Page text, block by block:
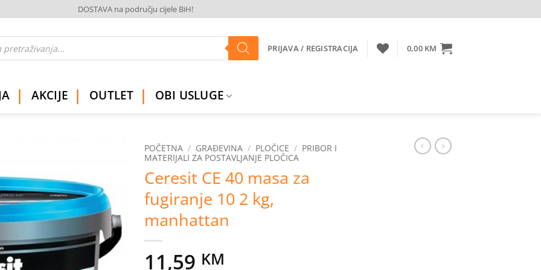
DOSTAVA na području cijele BiH!
PRIJAVA / REGISTRACIJA 0,00 KM
AKCIJE OUTLET OBI USLUGE
na
listu
želja
POČETNA / GRAĐEVINA / PLOČICE / PRIBOR I
MATERIJALI ZA POSTAVLJANJE PLOČICA
Ceresit CE 40 masa za
fugiranje 10 2 kg,
manhattan
11,59 KM